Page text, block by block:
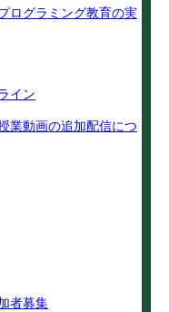
ログラミング教育の実
イン
業動画の追加配信につ
者募集